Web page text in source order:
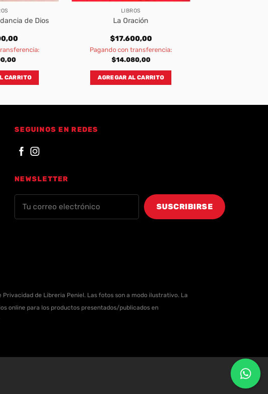
de Dios
CARRITO
LIBROS
La Oración
$17.600,00
Pagando con transferencia:
$14.080,00
AGREGAR AL CARRITO
SEGUINOS EN REDES
NEWSLETTER
de Libreria Peniel. Las fotos son a modo ilustrativo. La
online para los productos presentados/publicados en